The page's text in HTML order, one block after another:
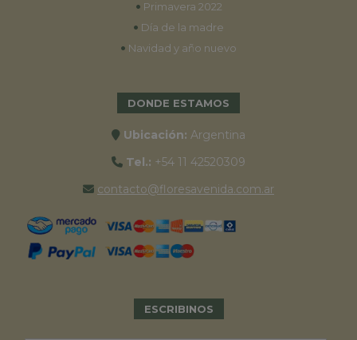
• Primavera 2022
• Día de la madre
• Navidad y año nuevo
DONDE ESTAMOS
Ubicación: Argentina
Tel.: +54 11 42520309
contacto@floresavenida.com.ar
ESCRIBINOS